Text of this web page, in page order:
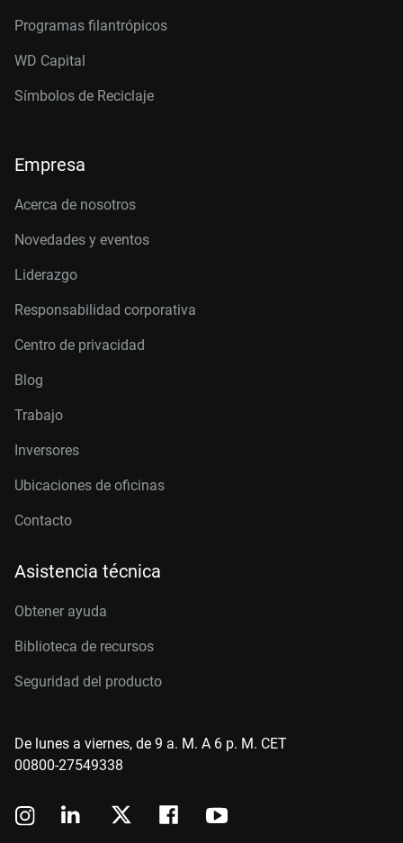
Programas filantrópicos
WD Capital
Símbolos de Reciclaje
Empresa
Acerca de nosotros
Novedades y eventos
Liderazgo
Responsabilidad corporativa
Centro de privacidad
Blog
Trabajo
Inversores
Ubicaciones de oficinas
Contacto
Asistencia técnica
Obtener ayuda
Biblioteca de recursos
Seguridad del producto
De lunes a viernes, de 9 a. M. A 6 p. M. CET
00800-27549338